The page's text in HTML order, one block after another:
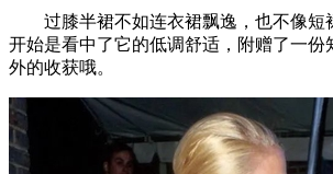
过膝半裙不如连衣裙飘逸，也不像短
开始是看中了它的低调舒适，附赠了一份
外的收获哦。